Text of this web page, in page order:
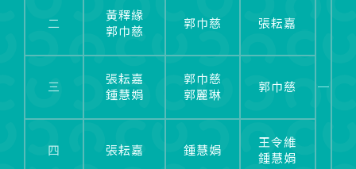
二
三
四
黃釋緣
郭巾慈
張耘嘉
鍾慧娟
張耘嘉
郭巾慈
郭巾慈
郭麗琳
鍾慧娟
張耘嘉
郭巾慈
王令維
鍾慧娟